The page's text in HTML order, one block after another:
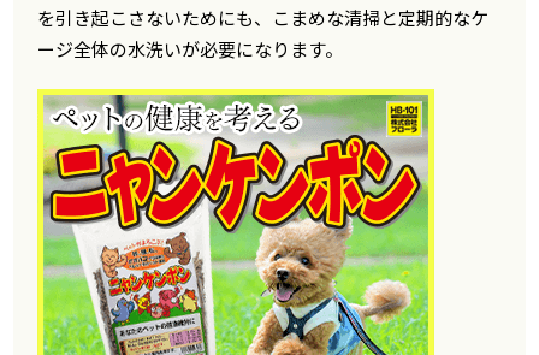
を引き起こさないためにも、こまめな清掃と定期的なケ
ージ全体の水洗いが必要になります。